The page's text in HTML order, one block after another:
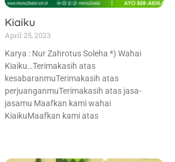
Kiaiku
April 25, 2023
Karya : Nur Zahrotus Soleha *) Wahai
Kiaiku…Terimakasih atas
kesabaranmuTerimakasih atas
perjuanganmuTerimakasih atas jasa-
jasamu Maafkan kami wahai
KiaikuMaafkan kami atas